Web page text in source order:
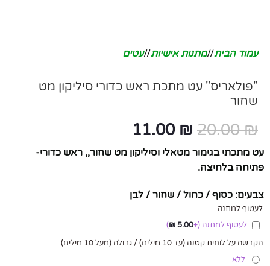
עמוד הבית/ מתנות אישיות/ עטים
"פולאריס" עט מתכת ראש כדורי סיליקון מט
שחור
20.00₪
11.00 ₪
עט מתכתי בגימור מטאלי וסיליקון מט שחור,, ראש כדורי-
פתיחה בלחיצה.
צבעים: כסוף / כחול / שחור / לבן
לעטוף למתנה
לעטוף למתנה (+
5.00
₪
)
הקדשה על לוחית קטנה (עד 10 מילים) / גדולה (מעל 10 מילים)
ללא